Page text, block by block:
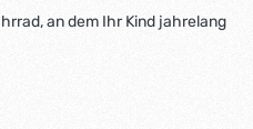
an dem Ihr Kind jahrelang